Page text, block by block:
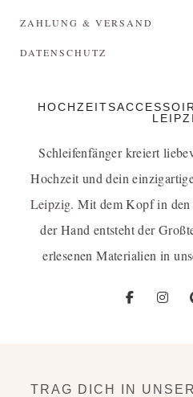
ZAHLUNG & VERSAND
DATENSCHUTZ
Schleifenfänger kreiert
Hochzeit und dein
Leipzig. Mit dem Kopf in
der Hand entsteht der
erlesenen Materialien in
TRAG DICH IN